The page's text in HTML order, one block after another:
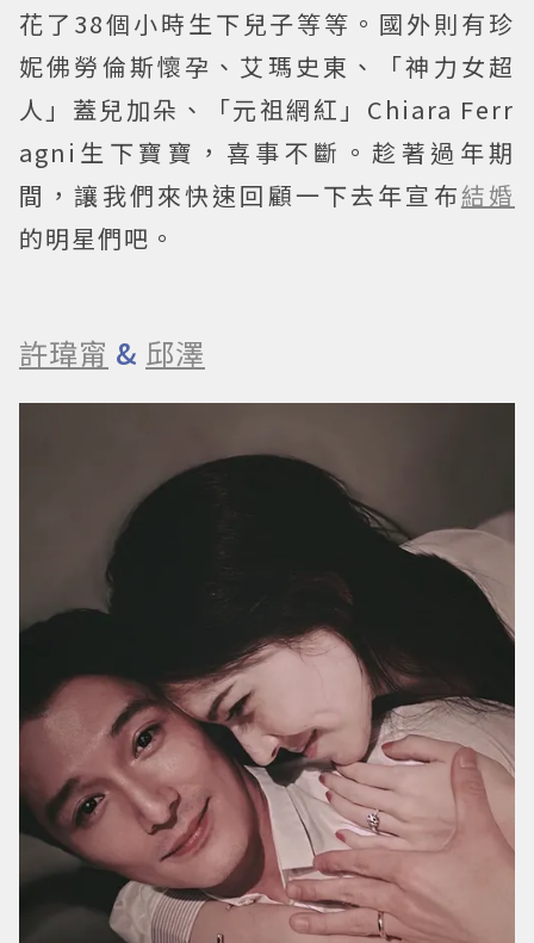
花了38個小時生下兒子等等。國外則有珍
妮佛勞倫斯懷孕、艾瑪史東、「神力女超
人」蓋兒加朵、「元祖網紅」Chiara Ferr
agni生下寶寶，喜事不斷。趁著過年期
間，讓我們來快速回顧一下去年宣布結婚
的明星們吧。
許瑋甯 & 邱澤